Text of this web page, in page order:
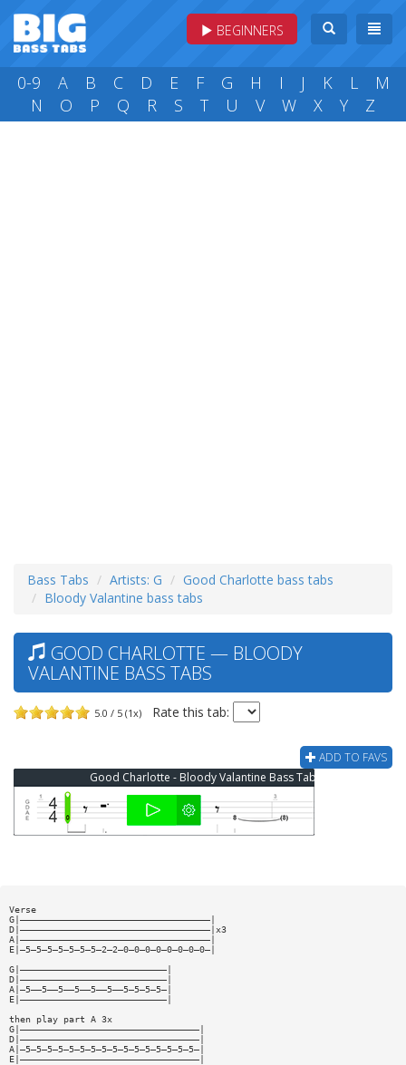
BEGINNERS
0-9 A B C D E F G H I J K L
M
N
O P Q R S T U V W X Y Z
Bass Tabs Artists: G
Good Charlotte bass tabs
Bloody Valantine bass tabs
GOOD CHARLOTTE — BLOODY
VALANTINE BASS TABS
5.0 / 5 (1x) Rate this tab:
ADD TO FAVS
Good Charlotte - Bloody Valantine Bass Tab
Verse
G|———————————————————————————————————|
D|———————————————————————————————————|x3
A|———————————————————————————————————|
E|—5—5—5—5—5—5—5—2—2—0—0—0—0—0—0—0—0—|
G|———————————————————————————|
D|———————————————————————————|
A|—5——5——5——5——5——5——5—5—5—5—|
E|———————————————————————————|
then play part A 3x
G|—————————————————————————————————|
D|—————————————————————————————————|
A|—5—5—5—5—5—5—5—5—5—5—5—5—5—5—5—5—|
E|—————————————————————————————————|